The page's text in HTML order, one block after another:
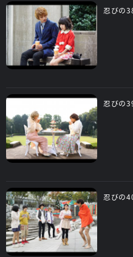
忍びの
忍びの
忍びの